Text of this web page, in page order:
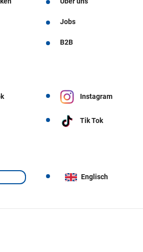
Jobs
B2B
Instagram
Tik Tok
Englisch